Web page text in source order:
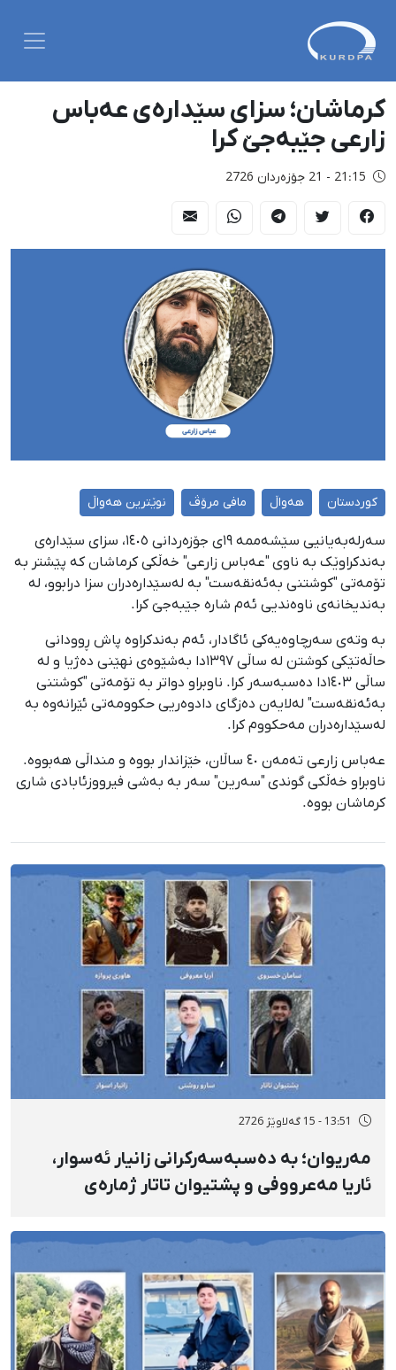
کرماشان؛ سزای سێدارەی عەباس
زارعی جێبەجێ کرا
21:15 - 21 جۆزەردان 2726
کوردستان هەواڵ مافی مرۆڤ نوێترین هەواڵ
سەرلەبەیانیی سێشەممە ١٩ی جۆزەردانی ١٤٠٥، سزای سێدارەی
بەندکراوێک بە ناوی "عەباس زارعی" خەڵکی کرماشان کە پێشتر بە
تۆمەتی "کوشتنی بەئەنقەست" بە لەسێدارەدران سزا درابوو، لە
بەندیخانەی ناوەندیی ئەم شارە جێبەجێ کرا.
بە وتەی سەرچاوەیەکی ئاگادار، ئەم بەندکراوە پاش ڕوودانی
حاڵەتێکی کوشتن لە ساڵی ١٣٩٧دا بەشێوەی نهێنی دەژیا و لە
ساڵی ١٤٠٣دا دەسبەسەر کرا. ناوبراو دواتر بە تۆمەتی "کوشتنی
بەئەنقەست" لەلایەن دەزگای دادوەریی حکوومەتی ئێرانەوە بە
لەسێدارەدران مەحکووم کرا.
عەباس زارعی تەمەن ٤٠ ساڵان، خێزاندار بووە و منداڵی هەبووە.
ناوبراو خەڵكی گوندی "سەرین" سەر بە بەشی فیرووزئابادی شاری
کرماشان بووە.
13:51 - 15 گەلاوێژ 2726
مەریوان؛ بە دەسبەسەرکرانی زانیار ئەسوار،
ئاریا مەعرووفی و پشتیوان تاتار ژمارەی
بۆ شەش کەس زیادی کرد